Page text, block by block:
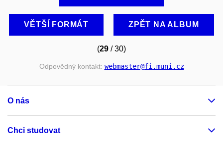
VĚTŠÍ FORMÁT ZPĚT NA ALBUM
(29 / 30)
Odpovědný kontakt: webmaster@fi .muni .cz
O nás
Chci studovat